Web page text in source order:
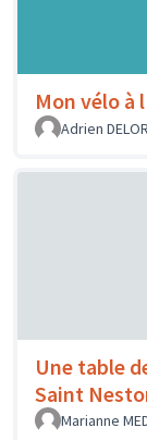
Mon vélo à
Adrien
Une table
Saint
Marianne